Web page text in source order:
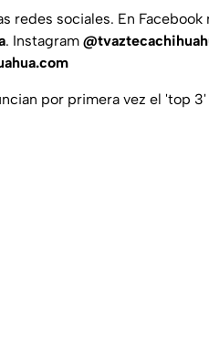
redes sociales. En
. Instagram
por primera vez el 'top